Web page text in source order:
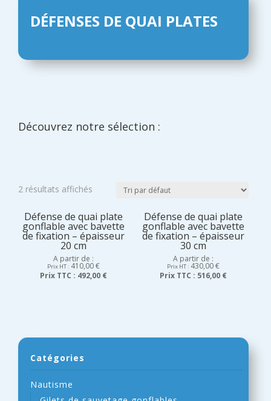
DÉFENSES DE QUAI PLATES
Découvrez notre sélection :
2 résultats affichés
Défense de quai plate
gonflable avec bavette
de fixation – épaisseur
20 cm
A partir de :
Prix HT : 410,00€
Prix TTC : 492,00 €
Défense de quai plate
gonflable avec bavette
de fixation – épaisseur
30 cm
A partir de :
Prix HT : 430,00€
Prix TTC : 516,00 €
Catégories
Nautisme